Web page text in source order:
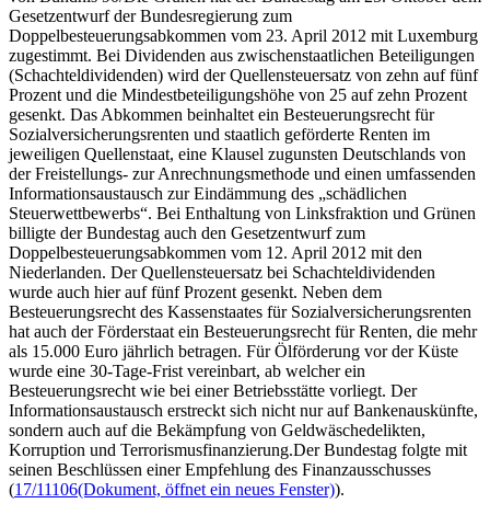
Gesetzentwurf der Bundesregierung zum
Doppelbesteuerungsabkommen vom 23. April 2012 mit Luxemburg
zugestimmt. Bei Dividenden aus zwischenstaatlichen Beteiligungen
(Schachteldividenden) wird der Quellensteuersatz von zehn auf fünf
Prozent und die Mindestbeteiligungshöhe von 25 auf zehn Prozent
gesenkt. Das Abkommen beinhaltet ein Besteuerungsrecht für
Sozialversicherungsrenten und staatlich geförderte Renten im
jeweiligen Quellenstaat, eine Klausel zugunsten Deutschlands von
der Freistellungs- zur Anrechnungsmethode und einen umfassenden
Informationsaustausch zur Eindämmung des „schädlichen
Steuerwettbewerbs“. Bei Enthaltung von Linksfraktion und Grünen
billigte der Bundestag auch den Gesetzentwurf zum
Doppelbesteuerungsabkommen vom 12. April 2012 mit den
Niederlanden. Der Quellensteuersatz bei Schachteldividenden
wurde auch hier auf fünf Prozent gesenkt. Neben dem
Besteuerungsrecht des Kassenstaates für Sozialversicherungsrenten
hat auch der Förderstaat ein Besteuerungsrecht für Renten, die mehr
als 15.000 Euro jährlich betragen. Für Ölförderung vor der Küste
wurde eine 30-Tage-Frist vereinbart, ab welcher ein
Besteuerungsrecht wie bei einer Betriebsstätte vorliegt. Der
Informationsaustausch erstreckt sich nicht nur auf Bankenauskünfte,
sondern auch auf die Bekämpfung von Geldwäschedelikten,
Korruption und Terrorismusfinanzierung.Der Bundestag folgte mit
seinen Beschlüssen einer Empfehlung des Finanzausschusses
(17/11106(Dokument, öffnet ein neues Fenster)).